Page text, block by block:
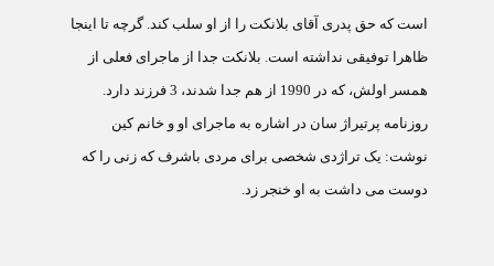
است که حق پدری آقای بلانکت را از او سلب کند. گرچه تا اينجا
ظاهرا توفيقی نداشته است. بلانکت جدا از ماجرای فعلی از
همسر اولش، که در 1990 از هم جدا شدند، 3 فرزند دارد.
روزنامه پرتيراژ سان در اشاره به ماجرای او و خانم کين
نوشت: يک تراژدی شخصی برای مردی باشرف که زنی را که
دوست می داشت به او خنجر زد.